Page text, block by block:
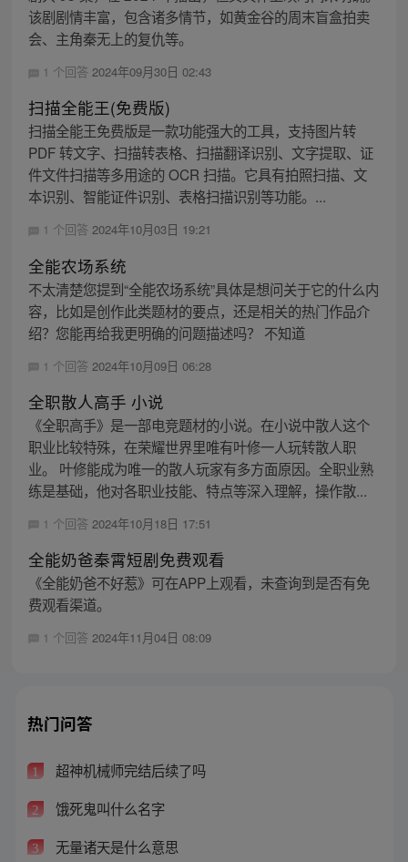
该剧剧情丰富，包含诸多情节，如黄金谷的周末盲盒拍卖
会、主角秦无上的复仇等。
1 个回答 2024年09月30日 02:43
扫描全能王(免费版)
扫描全能王免费版是一款功能强大的工具，支持图片转
PDF 转文字、扫描转表格、扫描翻译识别、文字提取、证
件文件扫描等多用途的 OCR 扫描。它具有拍照扫描、文
本识别、智能证件识别、表格扫描识别等功能。...
1 个回答 2024年10月03日 19:21
全能农场系统
不太清楚您提到“全能农场系统”具体是想问关于它的什么内
容，比如是创作此类题材的要点，还是相关的热门作品介
绍？您能再给我更明确的问题描述吗？ 不知道
1 个回答 2024年10月09日 06:28
全职散人高手 小说
《全职高手》是一部电竞题材的小说。在小说中散人这个
职业比较特殊，在荣耀世界里唯有叶修一人玩转散人职
业。 叶修能成为唯一的散人玩家有多方面原因。全职业熟
练是基础，他对各职业技能、特点等深入理解，操作散...
1 个回答 2024年10月18日 17:51
全能奶爸秦霄短剧免费观看
《全能奶爸不好惹》可在APP上观看，未查询到是否有免
费观看渠道。
1 个回答 2024年11月04日 08:09
热门问答
1 超神机械师完结后续了吗
2 饿死鬼叫什么名字
3 无量诸天是什么意思